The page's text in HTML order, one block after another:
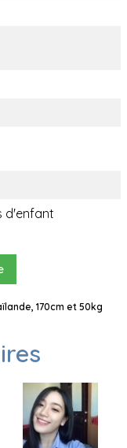
d'enfant
170cm et 50kg